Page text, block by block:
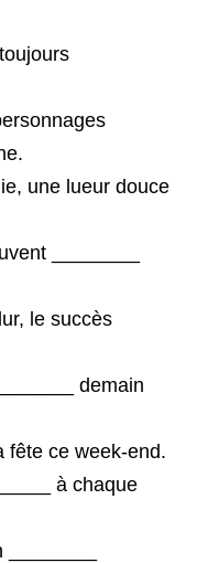
une lueur douce
________
le succès
demain
fête ce week-end.
à chaque